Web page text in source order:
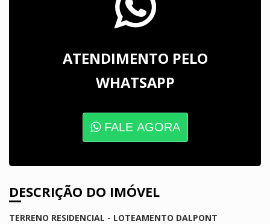
ATENDIMENTO PELO
WHATSAPP
FALE AGORA
DESCRIÇÃO DO IMÓVEL
TERRENO RESIDENCIAL - LOTEAMENTO DALPONT